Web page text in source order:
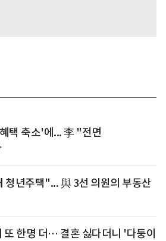
택 축소'에... 李 "전면
청년주택"... 與 3선 의원의 부동산
한명 더… 결혼 싫다더니 '다둥이